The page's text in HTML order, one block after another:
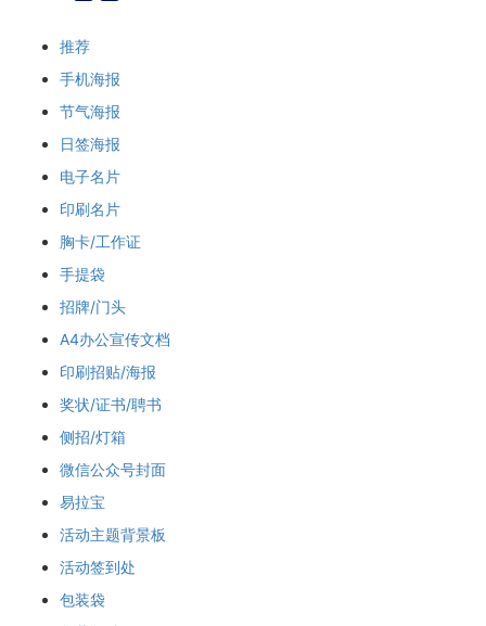
推荐
手机海报
节气海报
日签海报
电子名片
印刷名片
胸卡/工作证
手提袋
招牌/门头
A4办公宣传文档
印刷招贴/海报
奖状/证书/聘书
侧招/灯箱
微信公众号封面
易拉宝
活动主题背景板
活动签到处
包装袋